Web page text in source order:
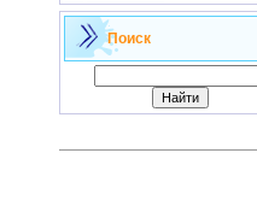
Поиск